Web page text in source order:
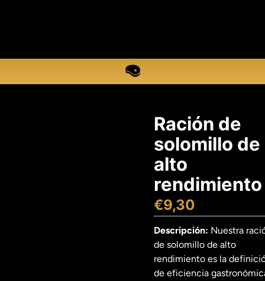
Ración de
solomillo de
alto
rendimiento
€9,30
Descripción: Nuestra
de solomillo de alto
rendimiento es la
de eficiencia